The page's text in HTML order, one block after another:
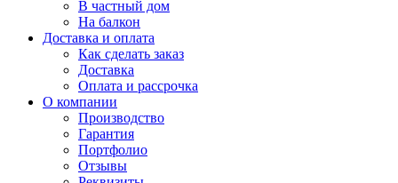
В частный дом
На балкон
Доставка и оплата
Как сделать заказ
Доставка
Оплата и рассрочка
О компании
Производство
Гарантия
Портфолио
Отзывы